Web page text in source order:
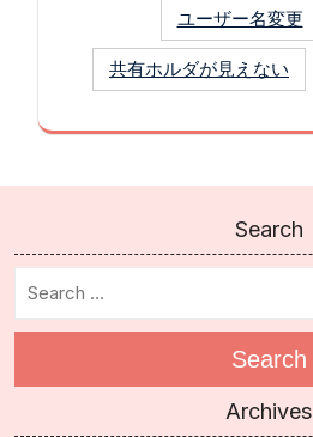
ユーザー名変更
共有ホルダが見えない
Search
Search
Archives